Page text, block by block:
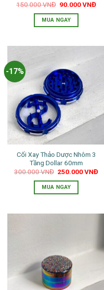
150.000VNĐ Giá
là:
150.000 VNĐ.
90.000VNĐGiá
MUA NGAY
nhiều
biến
thể.
Các
tùy
chọn
có
thể
được
chọn
trên
trang
sản
-17%
Cối Xay Thảo Dược Nhôm 3
Tầng Dollar 60mm
300.000VNĐ Giá
là:
300.000 VNĐ.
250.000VNĐGiá
MUA NGAY